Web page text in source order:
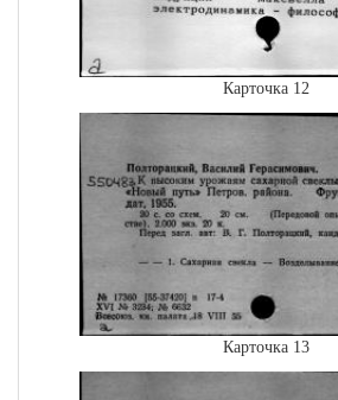
Карточка 12
Карточка 13